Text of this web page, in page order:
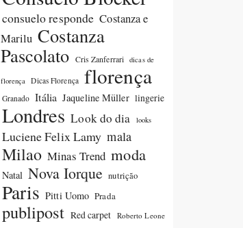
consuelo responde Costanza e
Marilu Costanza
Pascolato Cris Zanferrari dicas de
florença Dicas Florença florença
Granado Itália Jaqueline Müller lingerie
Londres Look do dia looks
Luciene Felix Lamy mala
Milao Minas Trend moda
Natal Nova Iorque nutrição
Paris Pitti Uomo Prada
publipost Red carpet Roberto Leone